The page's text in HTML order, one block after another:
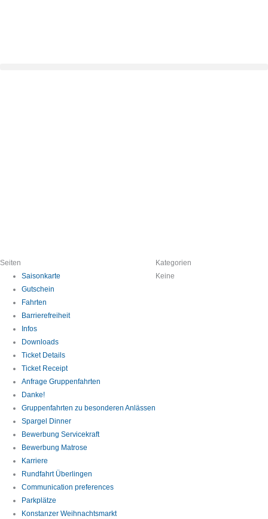
Seiten
Saisonkarte
Gutschein
Fahrten
Barrierefreiheit
Infos
Downloads
Ticket Details
Ticket Receipt
Anfrage Gruppenfahrten
Danke!
Gruppenfahrten zu besonderen Anlässen
Spargel Dinner
Bewerbung Servicekraft
Bewerbung Matrose
Karriere
Rundfahrt Überlingen
Communication preferences
Parkplätze
Konstanzer Weihnachtsmarkt
Kategorien
Keine